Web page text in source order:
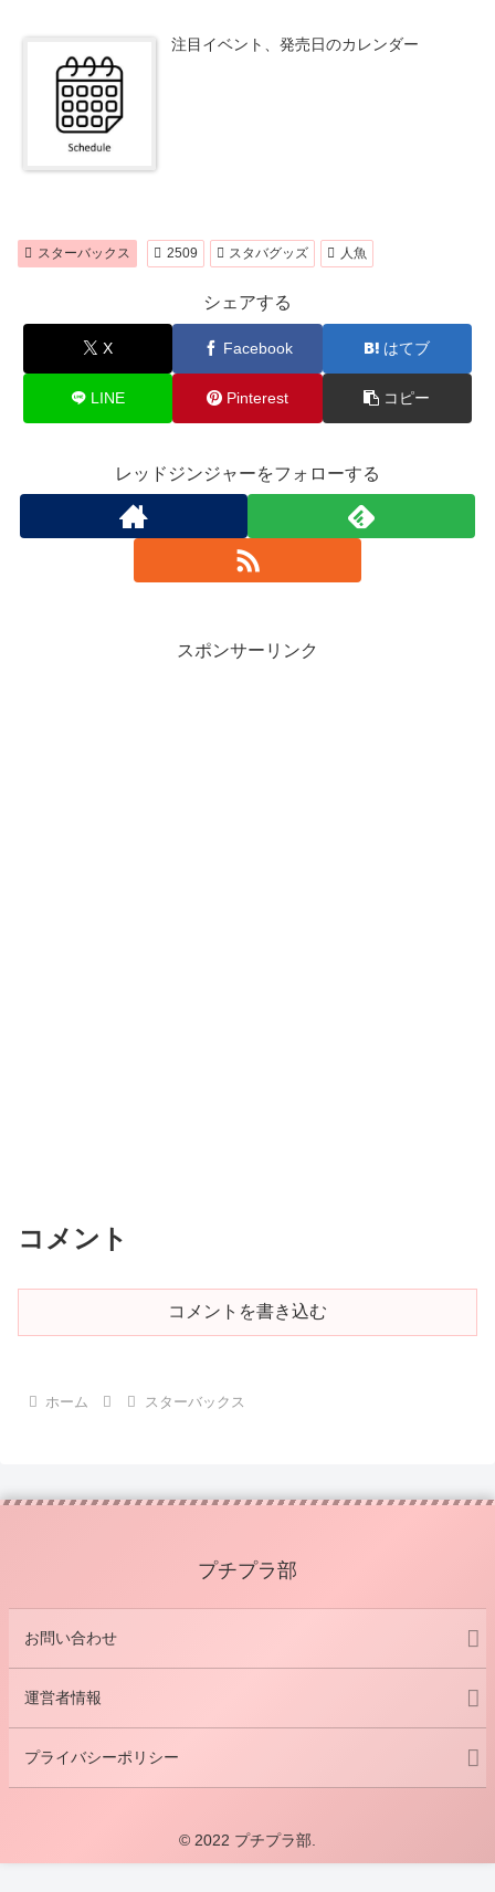
注目イベント、発売日のカレンダー
スターバックス 2509 スタバグッズ 人魚
シェアする
X Facebook はてブ
LINE Pinterest コピー
レッドジンジャーをフォローする
スポンサーリンク
コメント
コメントを書き込む
ホーム スターバックス
プチプラ部
お問い合わせ
運営者情報
プライバシーポリシー
© 2022 プチプラ部.